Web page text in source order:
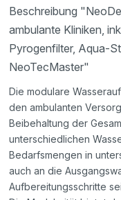
Beschreibung
ambulante Kliniken,
Pyrogenfilter, Aqua-
NeoTecMaster"
Die modulare
den ambulanten
Beibehaltung der
unterschiedlichen
Bedarfsmengen in
auch an die
Aufbereitungsschritte